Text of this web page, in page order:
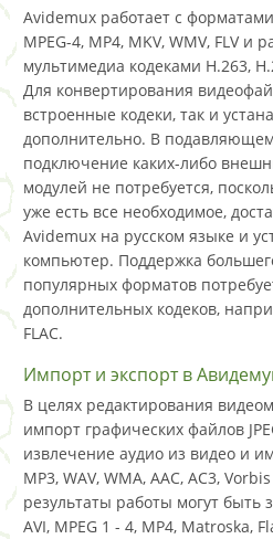
Avidemux работает с форматами
MPEG-4, MP4, MKV, WMV, FLV и
мультимедиа кодеками H.263,
Для конвертирования
встроенные кодеки, так и
дополнительно. В
подключение каких-либо
модулей не потребуется,
уже есть все необходимое,
Avidemux на русском языке и
компьютер. Поддержка
популярных форматов
дополнительных кодеков,
FLAC.
Импорт и экспорт в
В целях редактирования
импорт графических файлов
извлечение аудио из видео и
MP3, WAV, WMA, AAC, AC3,
результаты работы могут
AVI, MPEG 1 - 4, MP4, Matroska,